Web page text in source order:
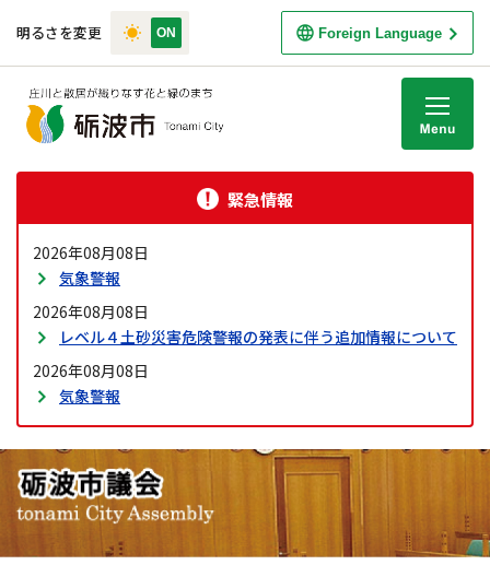
明るさを変更 Foreign Language
緊急情報
2026年08月08日
気象警報
2026年08月08日
レベル４土砂災害危険警報の発表に伴う追加情報について
2026年08月08日
気象警報